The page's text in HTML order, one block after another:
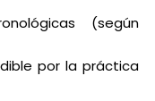
(según
por la práctica